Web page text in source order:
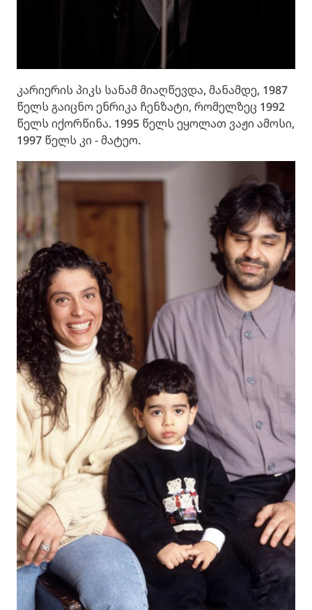
კარიერის პიკს სანამ მიაღწევდა, მანამდე, 1987
წელს გაიცნო ენრიკა ჩენზატი, რომელზეც 1992
წელს იქორწინა. 1995 წელს ეყოლათ ვაჟი ამოსი,
1997 წელს კი - მატეო.